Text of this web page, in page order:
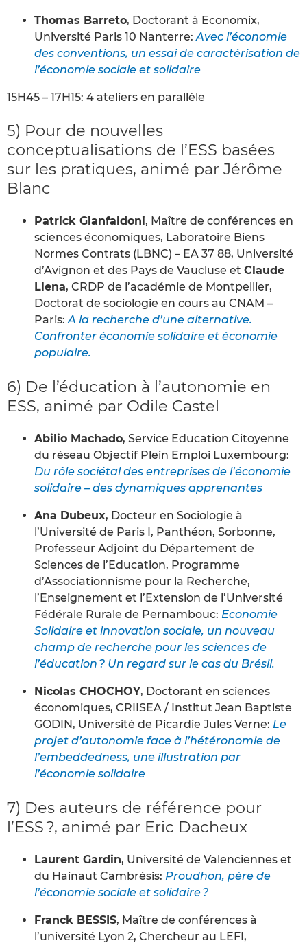
Thomas Barreto, Doctorant à Economix,
Université Paris 10 Nanterre: Avec l’économie
des conventions, un essai de caractérisation de
l’économie sociale et solidaire
15H45 – 17H15: 4 ateliers en parallèle
5) Pour de nouvelles
conceptualisations de l’ESS basées
sur les pratiques, animé par Jérôme
Blanc
Patrick Gianfaldoni, Maître de conférences en
sciences économiques, Laboratoire Biens
Normes Contrats (LBNC) – EA 37 88, Université
d’Avignon et des Pays de Vaucluse et Claude
Llena, CRDP de l’académie de Montpellier,
Doctorat de sociologie en cours au CNAM –
Paris:A la recherche d’une alternative.
Confronter économie solidaire et économie
populaire.
6) De l’éducation à l’autonomie en
ESS, animé par Odile Castel
Abilio Machado, Service Education Citoyenne
du réseau Objectif Plein Emploi Luxembourg:
Du rôle sociétal des entreprises de l’économie
solidaire – des dynamiques apprenantes
Ana Dubeux, Docteur en Sociologie à
l’Université de Paris I, Panthéon, Sorbonne,
Professeur Adjoint du Département de
Sciences de l’Education, Programme
d’Associationnisme pour la Recherche,
l’Enseignement et l’Extension de l’Université
Fédérale Rurale de Pernambouc: Economie
Solidaire et innovation sociale, un nouveau
champ de recherche pour les sciences de
l’éducation ? Un regard sur le cas du Brésil.
Nicolas CHOCHOY, Doctorant en sciences
économiques, CRIISEA / Institut Jean Baptiste
GODIN, Université de Picardie Jules Verne: Le
projet d’autonomie face à l’hétéronomie de
l’embeddedness, une illustration par
l’économie solidaire
7) Des auteurs de référence pour
l’ESS ?, animé par Eric Dacheux
Laurent Gardin, Université de Valenciennes et
du Hainaut Cambrésis: Proudhon, père de
l’économie sociale et solidaire ?
Franck BESSIS, Maître de conférences à
l’université Lyon 2, Chercheur au LEFI,